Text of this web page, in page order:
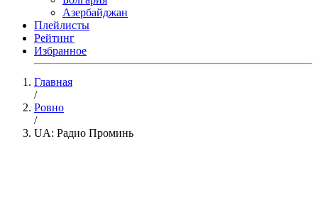
Азербайджан
Плейлисты
Рейтинг
Избранное
Главная
/
Ровно
/
UA: Радио Проминь